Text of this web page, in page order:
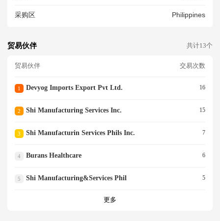
采购区 Philippines
贸易伙伴 共计13个
贸易伙伴 交易次数
1 Devyog Imports Export Pvt Ltd. 16
2 Shi Manufacturing Services Inc. 15
3 Shi Manufacturin Services Phils Inc. 7
4 Burans Healthcare 6
5 Shi Manufacturing&services Phil 5
更多